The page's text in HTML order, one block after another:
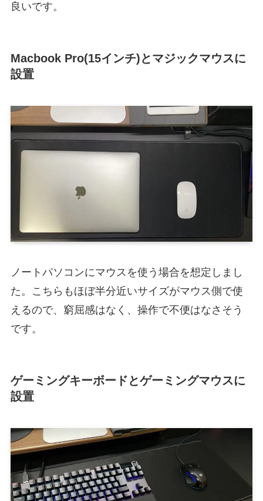
良いです。
Macbook Pro(15インチ)とマジックマウスに
設置
ノートパソコンにマウスを使う場合を想定しまし
た。こちらもほぼ半分近いサイズがマウス側で使
えるので、窮屈感はなく、操作で不便はなさそう
です。
ゲーミングキーボードとゲーミングマウスに
設置